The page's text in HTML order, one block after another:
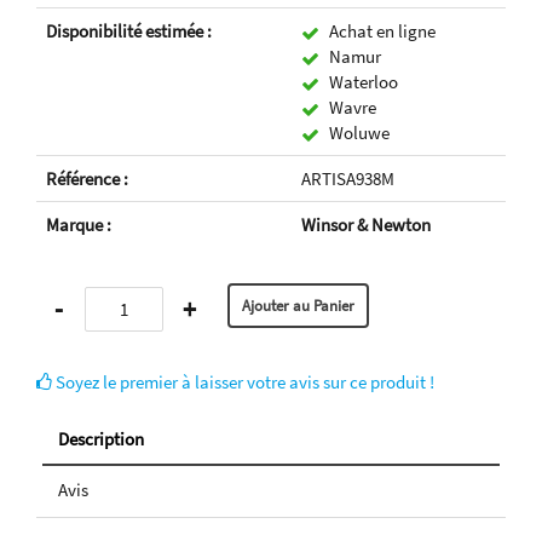
Disponibilité estimée :
Achat en ligne
Namur
Waterloo
Wavre
Woluwe
Référence :
ARTISA938M
Marque :
Winsor & Newton
- +
Soyez le premier à laisser votre avis sur ce produit !
Description
Avis